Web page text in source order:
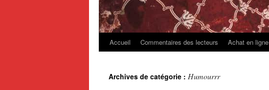
Accueil Commentaires des lecteurs Achat en ligne
Archives de catégorie : Humourrr